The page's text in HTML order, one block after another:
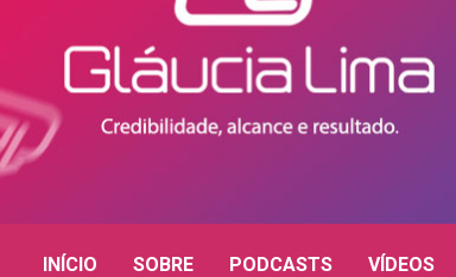
INÍCIO SOBRE PODCASTS VÍDEOS